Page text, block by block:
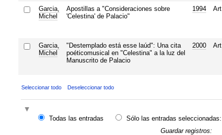
Garcia,
Michel
Apostillas a "Consideraciones sobre
'Celestina' de Palacio"
1994
Garcia,
Michel
"Destemplado está esse laúd": Una cita
poéticomusical en "Celestina" a la luz del
Manuscrito de Palacio
2000
Seleccionar todo Deseleccionar todo
Todas las entradas
Sólo las entradas seleccionadas:
Guardar registros: